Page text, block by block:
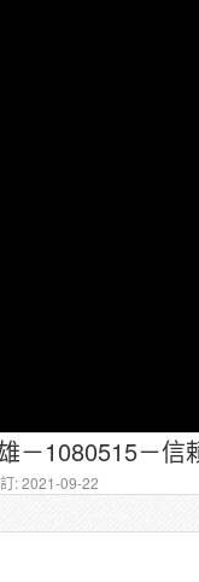
－1080515－信
: 2021-09-22